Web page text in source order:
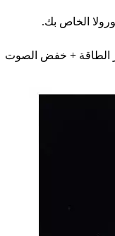
الخاص بك.
الطاقة + خفض الصوت